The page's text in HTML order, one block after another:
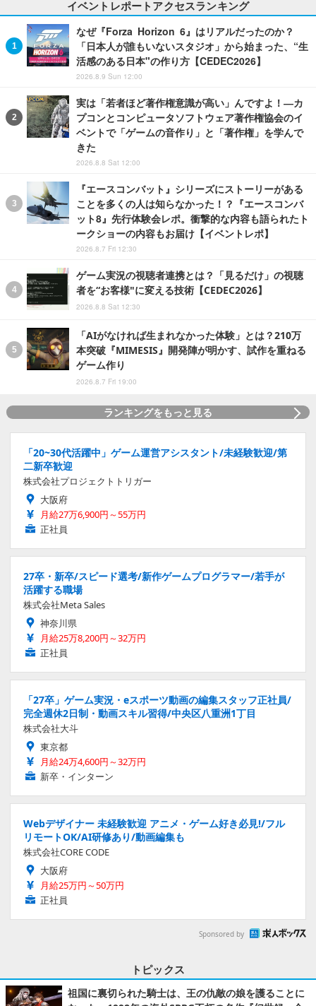
イベントレポートアクセスランキング
なぜ『Forza Horizon 6』はリアルだったのか？
「日本人が誰もいないスタジオ」から始まった、“生
活感のある日本"の作り方【CEDEC2026】
2026.8.9 Sun 12:00
実は「若者ほど著作権意識が高い」んですよ！―カ
プコンとコンピュータソフトウェア著作権協会のイ
ベントで「ゲームの音作り」と「著作権」を学んで
きた
2026.8.8 Sat 12:00
『エースコンバット』シリーズにストーリーがある
ことを多くの人は知らなかった！？『エースコンバ
ット8』先行体験会レポ。衝撃的な内容も語られたト
ークショーの内容もお届け【イベントレポ】
2026.8.7 Fri 12:30
ゲーム実況の視聴者連携とは？「見るだけ」の視聴
者を“お客様"に変える技術【CEDEC2026】
2026.8.8 Sat 12:30
「AIがなければ生まれなかった体験」とは？210万
本突破『MIMESIS』開発陣が明かす、試作を重ねる
ゲーム作り
2026.8.7 Fri 19:00
ランキングをもっと見る
「20~30代活躍中」ゲーム運営アシスタント/未経験歓迎/第
二新卒歓迎
株式会社プロジェクトトリガー
大阪府
月給27万6,900円～55万円
正社員
27卒・新卒/スピード選考/新作ゲームプログラマー/若手が
活躍する職場
株式会社Meta Sales
神奈川県
月給25万8,200円～32万円
正社員
「27卒」ゲーム実況・eスポーツ動画の編集スタッフ正社員/
完全週休2日制・動画スキル習得/中央区八重洲1丁目
株式会社大斗
東京都
月給24万4,600円～32万円
新卒・インターン
Webデザイナー 未経験歓迎 アニメ・ゲーム好き必見!/フル
リモートOK/AI研修あり/動画編集も
株式会社CORE CODE
大阪府
月給25万円～50万円
正社員
Sponsored by
トピックス
祖国に裏切られた騎士は、王の仇敵の娘を護ることに